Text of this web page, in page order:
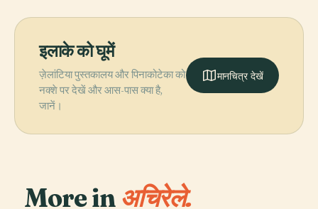
इलाके को घूमें
ज़ेलांटिया पुस्तकालय और पिनाकोटेका को
नक्शे पर देखें और आस-पास क्या है,
जानें।
मानचित्र देखें
More in अचिरेले.